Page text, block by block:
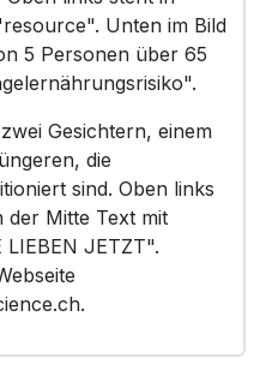
Unten im Bild
5 Personen über 65
Gesichtern, einem
die
sind. Oben links
Mitte Text mit
LIEBEN JETZT".